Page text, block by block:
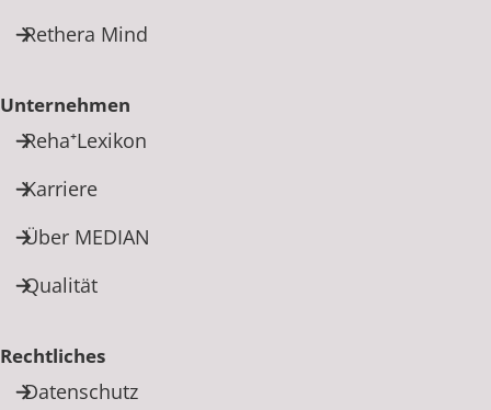
Rethera Mind
Unternehmen
Reha⁺Lexikon
Karriere
Über MEDIAN
Qualität
Rechtliches
Datenschutz